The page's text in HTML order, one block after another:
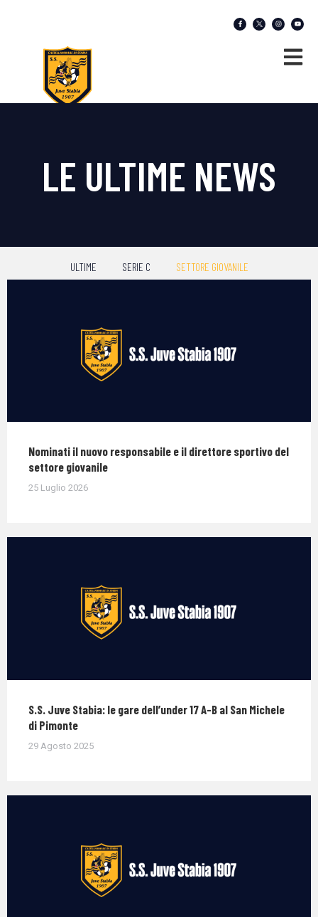
LE ULTIME NEWS
ULTIME SERIE C SETTORE GIOVANILE
Nominati il nuovo responsabile e il direttore sportivo del
settore giovanile
25 Luglio 2026
S.S. Juve Stabia: le gare dell’under 17 A-B al San Michele
di Pimonte
29 Agosto 2025